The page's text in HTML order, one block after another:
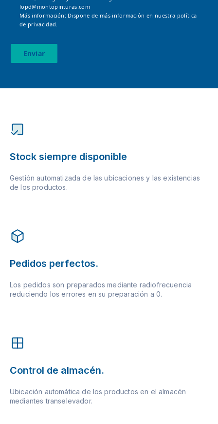
lopd@montopinturas.com
Más información: Dispone de más información en nuestra política
de privacidad.
Enviar
Stock siempre disponible
Gestión automatizada de las ubicaciones y las existencias
de los productos.
Pedidos perfectos.
Los pedidos son preparados mediante radiofrecuencia
reduciendo los errores en su preparación a 0.
Control de almacén.
Ubicación automática de los productos en el almacén
mediantes transelevador.